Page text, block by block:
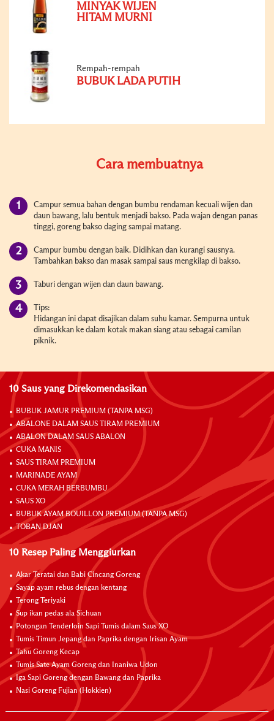
MINYAK WIJEN
HITAM MURNI
Rempah-rempah
BUBUK LADA PUTIH
Cara membuatnya
Campur semua bahan dengan bumbu rendaman kecuali wijen dan
daun bawang, lalu bentuk menjadi bakso. Pada wajan dengan panas
tinggi, goreng bakso daging sampai matang.
Campur bumbu dengan baik. Didihkan dan kurangi sausnya.
Tambahkan bakso dan masak sampai saus mengkilap di bakso.
Taburi dengan wijen dan daun bawang.
Tips:
Hidangan ini dapat disajikan dalam suhu kamar. Sempurna untuk
dimasukkan ke dalam kotak makan siang atau sebagai camilan
piknik.
10 Saus yang Direkomendasikan
BUBUK JAMUR PREMIUM (TANPA MSG)
ABALONE DALAM SAUS TIRAM PREMIUM
ABALON DALAM SAUS ABALON
CUKA MANIS
SAUS TIRAM PREMIUM
MARINADE AYAM
CUKA MERAH BERBUMBU
SAUS XO
BUBUK AYAM BOUILLON PREMIUM (TANPA MSG)
TOBAN DJAN
10 Resep Paling Menggiurkan
Akar Teratai dan Babi Cincang Goreng
Sayap ayam rebus dengan kentang
Terong Teriyaki
Sup ikan pedas ala Sichuan
Potongan Tenderloin Sapi Tumis dalam Saus XO
Tumis Timun Jepang dan Paprika dengan Irisan Ayam
Tahu Goreng Kecap
Tumis Sate Ayam Goreng dan Inaniwa Udon
Iga Sapi Goreng dengan Bawang dan Paprika
Nasi Goreng Fujian (Hokkien)